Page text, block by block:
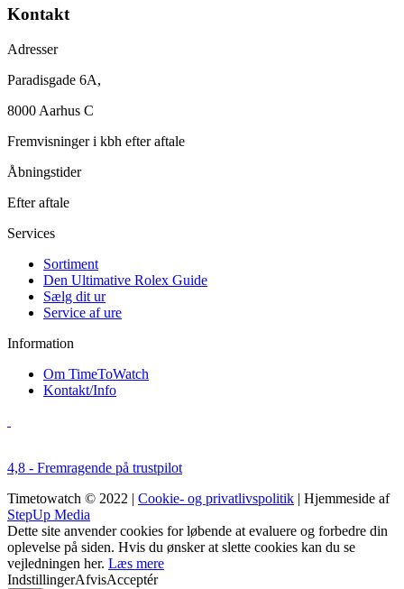
Kontakt
Adresser
Paradisgade 6A,
8000 Aarhus C
Fremvisninger i kbh efter aftale
Åbningstider
Efter aftale
Services
Sortiment
Den Ultimative Rolex Guide
Sælg dit ur
Service af ure
Information
Om TimeToWatch
Kontakt/Info
4,8 - Fremragende på trustpilot
Timetowatch © 2022 | Cookie- og privatlivspolitik | Hjemmeside af
StepUp Media
Dette site anvender cookies for løbende at evaluere og forbedre din
oplevelse på siden. Hvis du ønsker at slette cookies kan du se
vejledningen her. Læs mere
IndstillingerAfvisAcceptér